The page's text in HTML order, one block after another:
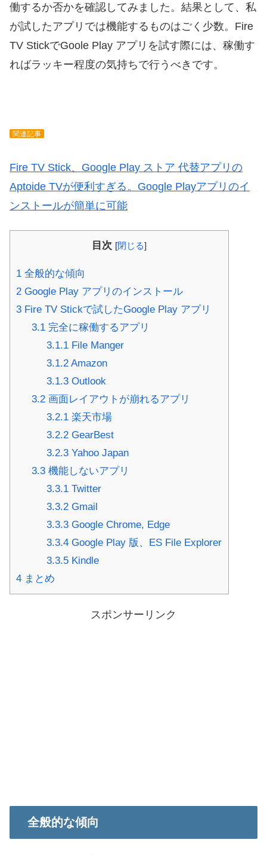
働するか否かを確認してみました。結果として、私
が試したアプリでは機能するものはごく少数。Fire
TV StickでGoole Play アプリを試す際には、稼働す
ればラッキー程度の気持ちで行うべきです。
関連記事
Fire TV Stick、Google Play ストア 代替アプリの
Aptoide TVが便利すぎる。Google Playアプリのイ
ンストールが簡単に可能
目次 [閉じる]
1 全般的な傾向
2 Google Play アプリのインストール
3 Fire TV Stickで試したGoogle Play アプリ
3.1完全に稼働するアプリ
3.1.1 File Manger
3.1.2 Amazon
3.1.3 Outlook
3.2画面レイアウトが崩れるアプリ
3.2.1 楽天市場
3.2.2 GearBest
3.2.3 Yahoo Japan
3.3機能しないアプリ
3.3.1 Twitter
3.3.2 Gmail
3.3.3 Google Chrome, Edge
3.3.4 Google Play 版、ES File Explorer
3.3.5 Kindle
4 まとめ
スポンサーリンク
全般的な傾向